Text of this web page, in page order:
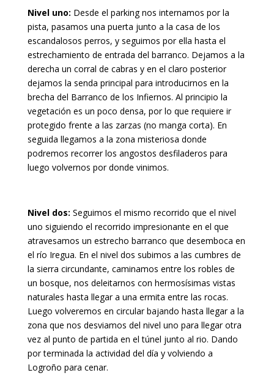
Nivel uno: Desde el parking nos internamos por la
pista, pasamos una puerta junto a la casa de los
escandalosos perros, y seguimos por ella hasta el
estrechamiento de entrada del barranco. Dejamos a la
derecha un corral de cabras y en el claro posterior
dejamos la senda principal para introducirnos en la
brecha del Barranco de los Infiernos. Al principio la
vegetación es un poco densa, por lo que requiere ir
protegido frente a las zarzas (no manga corta). En
seguida llegamos a la zona misteriosa donde
podremos recorrer los angostos desfiladeros para
luego volvernos por donde vinimos.
Nivel dos: Seguimos el mismo recorrido que el nivel
uno siguiendo el recorrido impresionante en el que
atravesamos un estrecho barranco que desemboca en
el río Iregua. En el nivel dos subimos a las cumbres de
la sierra circundante, caminamos entre los robles de
un bosque, nos deleitarnos con hermosísimas vistas
naturales hasta llegar a una ermita entre las rocas.
Luego volveremos en circular bajando hasta llegar a la
zona que nos desviamos del nivel uno para llegar otra
vez al punto de partida en el túnel junto al rio. Dando
por terminada la actividad del día y volviendo a
Logroño para cenar.